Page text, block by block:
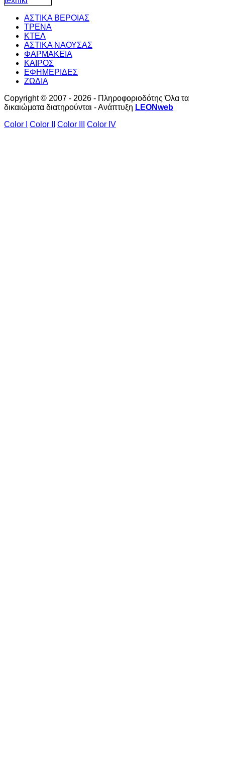
ΑΣΤΙΚΑ ΒΕΡΟΙΑΣ
ΤΡΕΝΑ
ΚΤΕΛ
ΑΣΤΙΚΑ ΝΑΟΥΣΑΣ
ΦΑΡΜΑΚΕΙΑ
ΚΑΙΡΟΣ
ΕΦΗΜΕΡΙΔΕΣ
ΖΩΔΙΑ
Copyright © 2007 - 2026 - Πληροφοριοδότης Όλα τα
δικαιώματα διατηρούνται - Ανάπτυξη LEONweb
Color I
Color II Color III Color IV